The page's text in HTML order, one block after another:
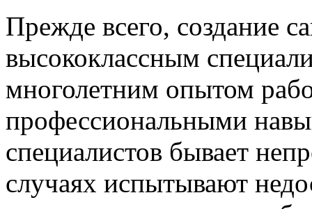
Прежде всего, создание
высококлассным
многолетним опытом
профессиональными
специалистов бывает
случаях испытывают